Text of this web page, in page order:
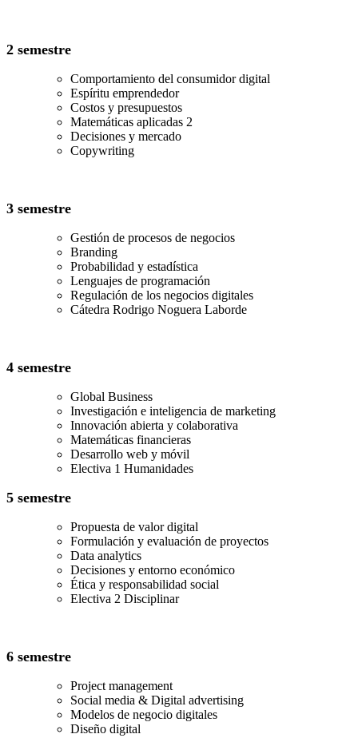
2 semestre
Comportamiento del consumidor digital
Espíritu emprendedor
Costos y presupuestos
Matemáticas aplicadas 2
Decisiones y mercado
Copywriting
3 semestre
Gestión de procesos de negocios
Branding
Probabilidad y estadística
Lenguajes de programación
Regulación de los negocios digitales
Cátedra Rodrigo Noguera Laborde
4 semestre
Global Business
Investigación e inteligencia de marketing
Innovación abierta y colaborativa
Matemáticas financieras
Desarrollo web y móvil
Electiva 1 Humanidades
5 semestre
Propuesta de valor digital
Formulación y evaluación de proyectos
Data analytics
Decisiones y entorno económico
Ética y responsabilidad social
Electiva 2 Disciplinar
6 semestre
Project management
Social media & Digital advertising
Modelos de negocio digitales
Diseño digital